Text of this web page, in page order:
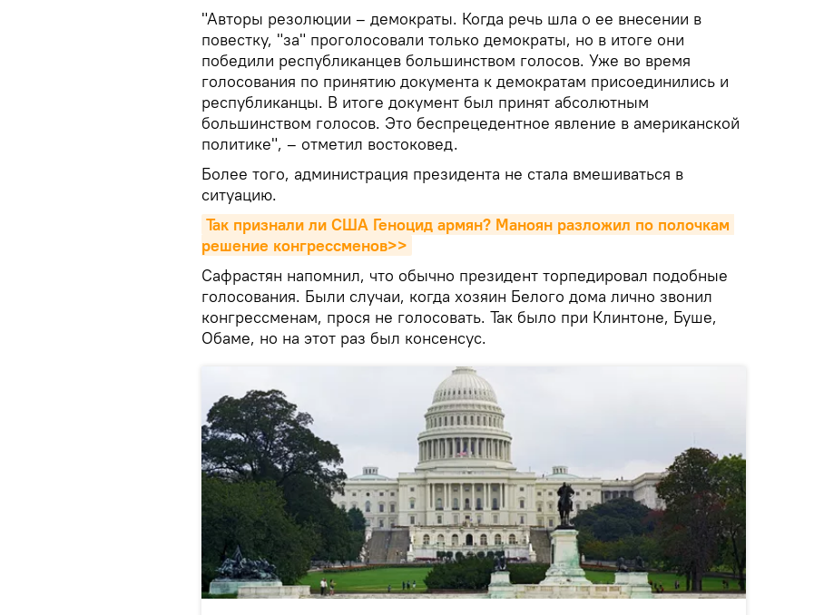
"Авторы резолюции – демократы. Когда речь шла о ее внесении в
повестку, "за" проголосовали только демократы, но в итоге они
победили республиканцев большинством голосов. Уже во время
голосования по принятию документа к демократам присоединились и
республиканцы. В итоге документ был принят абсолютным
большинством голосов. Это беспрецедентное явление в американской
политике", – отметил востоковед.
Более того, администрация президента не стала вмешиваться в
ситуацию.
Так признали ли США Геноцид армян? Маноян разложил по полочкам
решение конгрессменов>>
Сафрастян напомнил, что обычно президент торпедировал подобные
голосования. Были случаи, когда хозяин Белого дома лично звонил
конгрессменам, прося не голосовать. Так было при Клинтоне, Буше,
Обаме, но на этот раз был консенсус.